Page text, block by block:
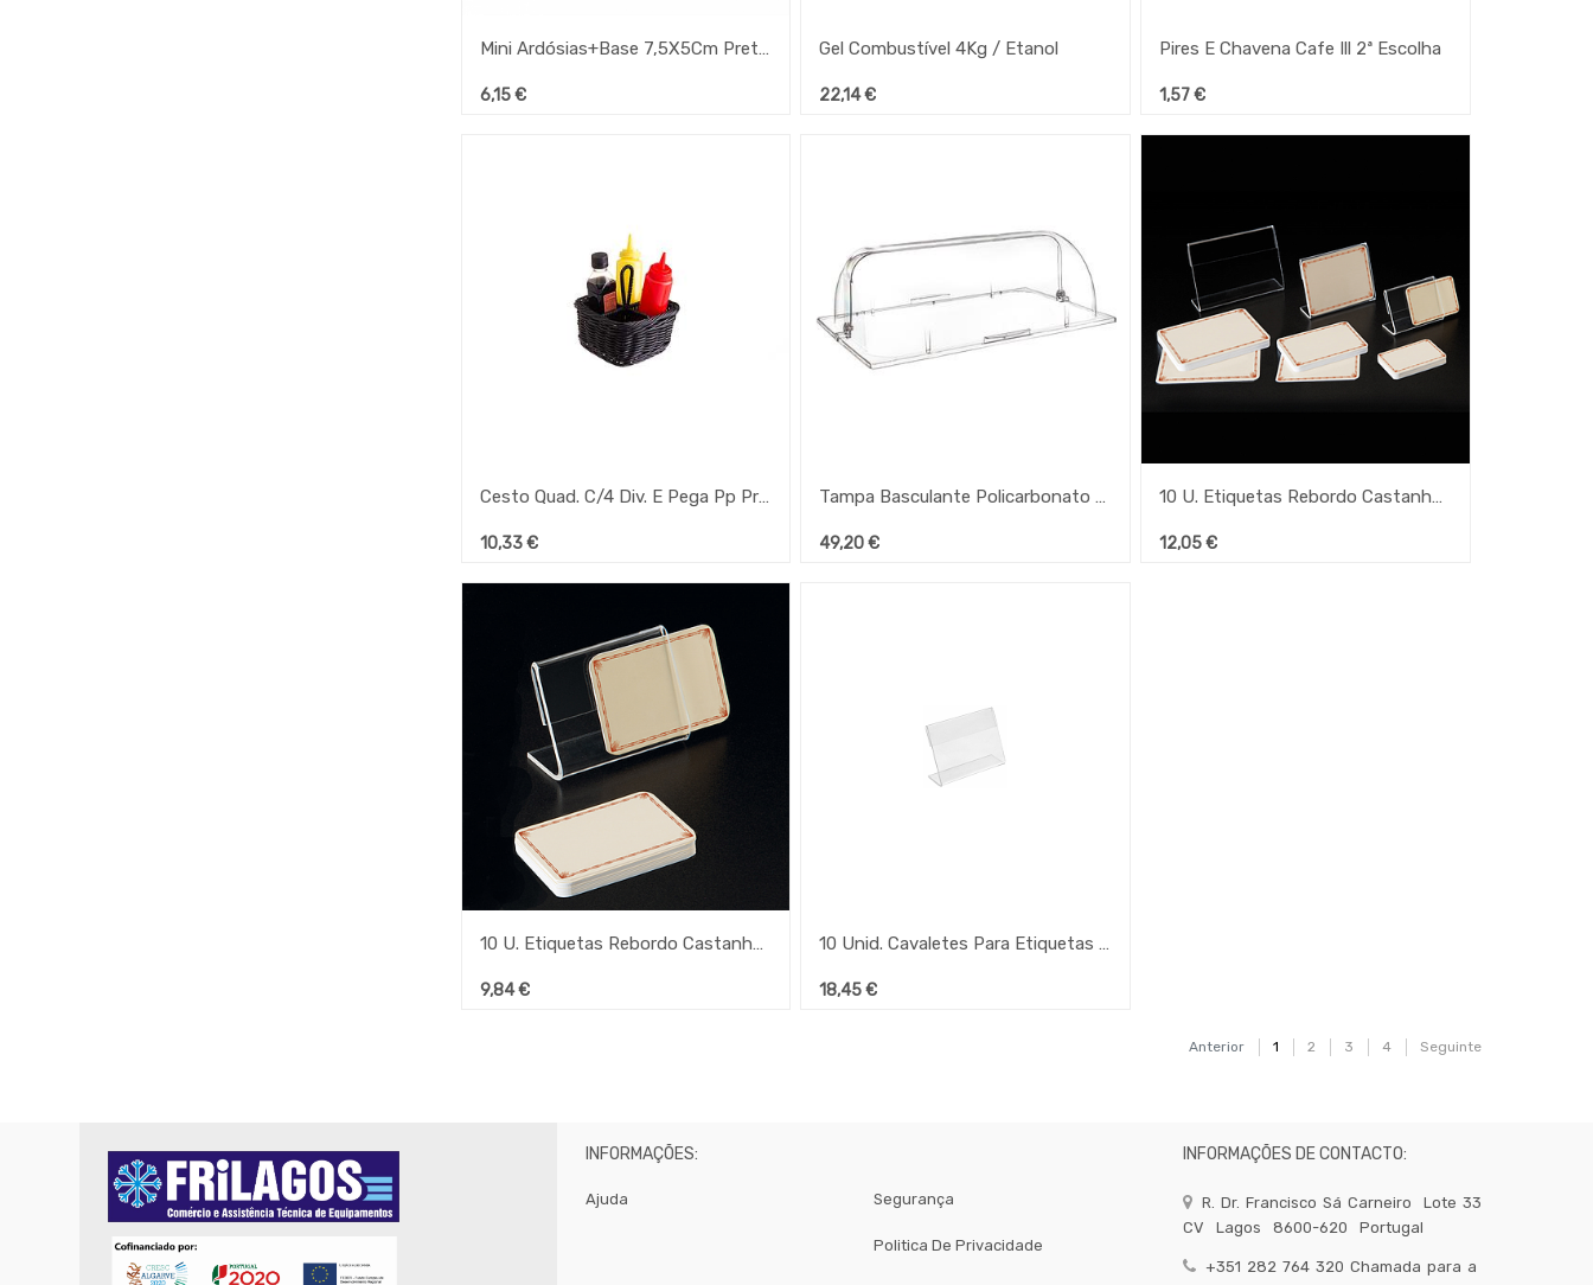
Mini Ardósias+Base 7,5X5Cm Preto (Pack 4 Unid.)
6,15€
Gel Combustível 4Kg / Etanol
22,14€
Pires E Chavena Cafe Ill 2ª Escolha
1,57€
Cesto Quad. C/4 Div. E Pega Pp Preto 16X16X8Cm
10,33€
Tampa Basculante Policarbonato Gn 1/1
49,20€
10 U. Etiquetas Rebordo Castanho 8X6X0,1Cm Creme Pvc
12,05€
10 U. Etiquetas Rebordo Castanho 6X4X0,1Cm Creme Pvc
9,84€
10 Unid. Cavaletes Para Etiquetas 8X6,5X2Cm Transp. Pvc
18,45€
Anterior 1 2 3 4 Seguinte
INFORMAÇÕES:
Ajuda Segurança
Politica De Privacidade
INFORMAÇÕES DE CONTACTO:
R. Dr. Francisco Sá Carneiro
Lote 33
CV
Lagos 8600-620 Portugal
+351 282 764 320 Chamada para a